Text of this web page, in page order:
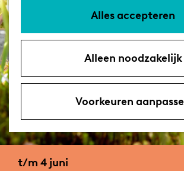
Alles accepteren
Alleen noodzakelijk
Voorkeuren
d
e
h
o
m
e
p
a
t/m 4 juni